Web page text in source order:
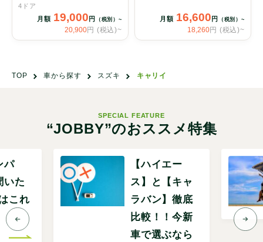
4ドア
月額 19,000 円 （税別）~
20,900円 (税込)~
月額 16,600 円 （税別）~
18,260円 (税込)~
TOP 車から探す スズキ キャリイ
SPECIAL FEATURE
“JOBBY”のおススメ特集
パ
いた
これ
【ハイエー
ス】と【キャ
ラバン】徹底
比較！！今新
車で選ぶなら